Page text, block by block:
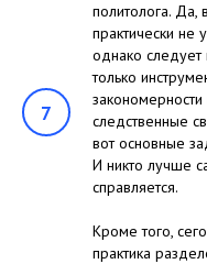
7
политолога. Да,
практически не
однако следует
только
следственные
вот основные
И никто лучше
справляется.
Кроме того,
практика